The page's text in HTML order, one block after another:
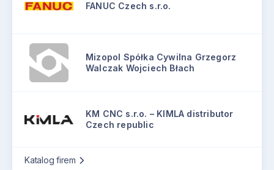
FANUC Czech s.r.o.
Mizopol Spółka Cywilna Grzegorz
Walczak Wojciech Błach
KM CNC s.r.o. – KIMLA distributor
Czech republic
Katalog firem